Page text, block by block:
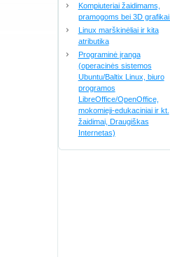
Kompiuteriai žaidimams,
pramogoms bei 3D grafikai.
Linux marškinėliai ir kita
atributika
Programinė įranga
(operacinės sistemos
Ubuntu/Baltix Linux, biuro
programos
LibreOffice/OpenOffice,
mokomieji-edukaciniai ir kt.
žaidimai, Draugiškas
Internetas)